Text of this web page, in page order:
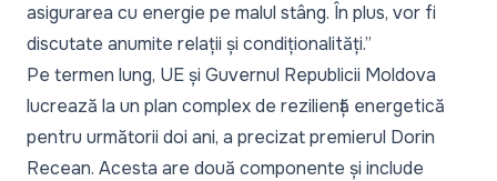
asigurarea cu energie pe malul stâng. În plus, vor fi
discutate anumite relații și condiționalități.”
Pe termen lung, UE și Guvernul Republicii Moldova
lucrează la un plan complex de reziliență energetică
pentru următorii doi ani, a precizat premierul Dorin
Recean. Acesta are două componente și include